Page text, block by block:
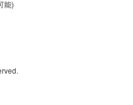
能)